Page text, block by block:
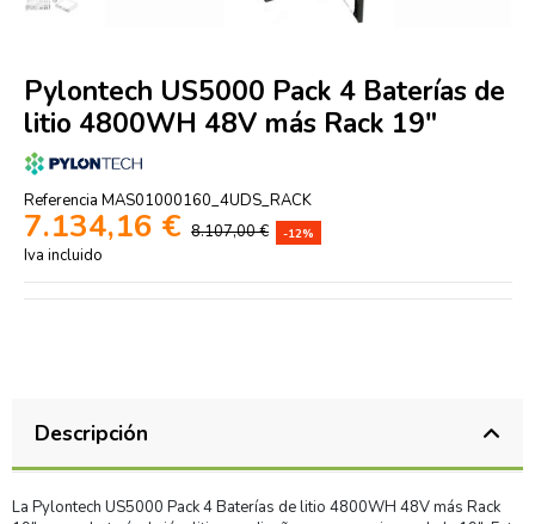
Pylontech US5000 Pack 4 Baterías de
litio 4800WH 48V más Rack 19"
Referencia MAS01000160_4UDS_RACK
7.134,16 € 8.107,00 € -12%
Iva incluido
Descripción
La Pylontech US5000 Pack 4 Baterías de litio 4800WH 48V más Rack